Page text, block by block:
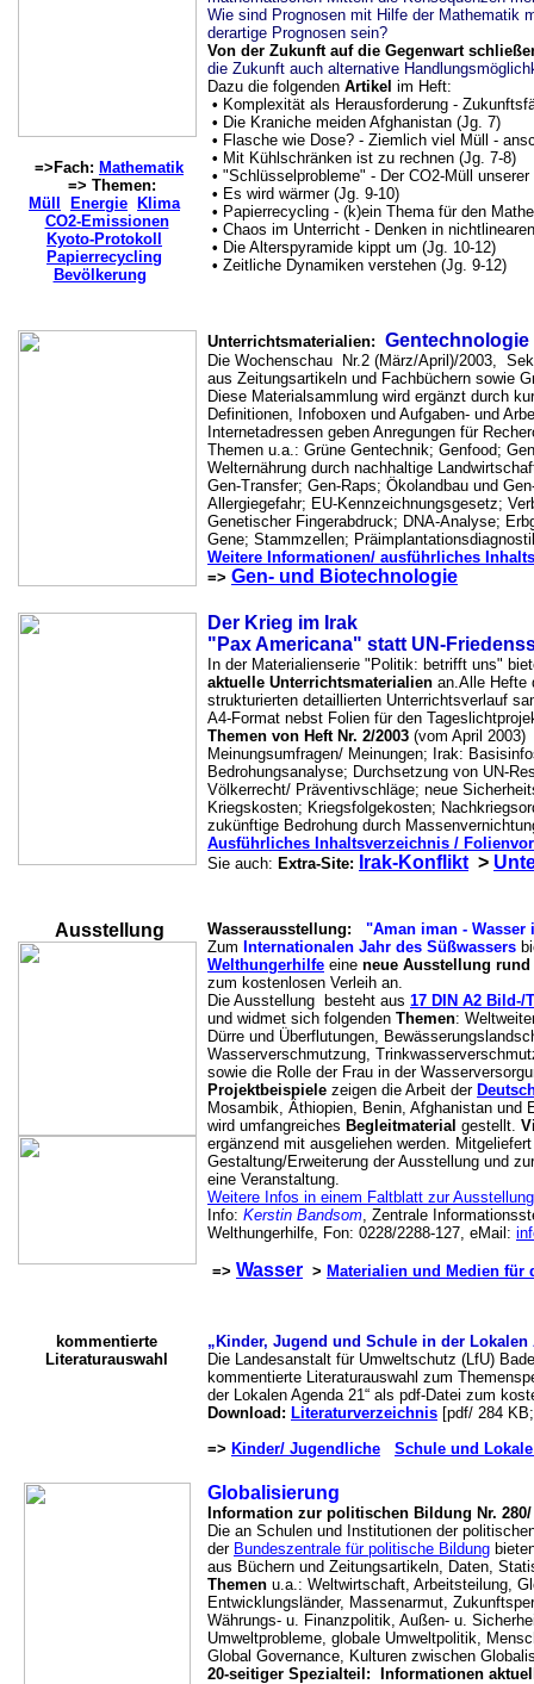
=>Fach: Mathematik
=> Themen:
Müll
Energie
Klima
CO2-Emissionen
Kyoto-Protokoll
Papierrecycling
Bevölkerung
Wie sind Prognosen mit Hilfe der Mathematik
derartige Prognosen sein?
Von der Zukunft auf die Gegenwart
die Zukunft auch alternative
Dazu die folgenden Artikel im Heft:
• Komplexität als Herausforderung -
• Die Kraniche meiden Afghanistan (Jg. 7)
• Flasche wie Dose? - Ziemlich viel Müll -
• Mit Kühlschränken ist zu rechnen (Jg. 7-8)
• "Schlüsselprobleme" - Der CO2-Müll
• Es wird wärmer (Jg. 9-10)
• Papierrecycling - (k)ein Thema für den
• Chaos im Unterricht - Denken in
• Die Alterspyramide kippt um (Jg. 10-12)
• Zeitliche Dynamiken verstehen (Jg. 9-12)
Unterrichtsmaterialien: Gentechnologie
Die Wochenschau Nr.2 (März/April)/2003,
aus Zeitungsartikeln und Fachbüchern sowie
Diese Materialsammlung wird ergänzt durch
Definitionen, Infoboxen und Aufgaben- und
Internetadressen geben Anregungen für
Themen u.a.: Grüne Gentechnik; Genfood;
Welternährung durch nachhaltige
Gen-Transfer; Gen-Raps; Ökolandbau und
Allergiegefahr; EU-Kennzeichnungsgesetz;
Genetischer Fingerabdruck; DNA-Analyse;
Gene; Stammzellen;
Weitere Informationen/ ausführliches
=> Gen- und Biotechnologie
Der Krieg im Irak
"Pax Americana" statt UN-
In der Materialienserie "Politik: betrifft uns"
aktuelle Unterrichtsmaterialien an.Alle Hefte
strukturierten detaillierten Unterrichtsverlauf
A4-Format nebst Folien für den
Themen von Heft Nr. 2/2003 (vom April 2003)
Meinungsumfragen/ Meinungen; Irak:
Bedrohungsanalyse; Durchsetzung von UN-
Völkerrecht/ Präventivschläge; neue
Kriegskosten; Kriegsfolgekosten;
zukünftige Bedrohung durch
Ausführliches Inhaltsverzeichnis /
Sie auch: Extra-Site: Irak-Konflikt >
Ausstellung Wasserausstellung: "Aman iman - Wasser
Zum Internationalen Jahr des Süßwassers
Welthungerhilfe eine neue Ausstellung rund
zum kostenlosen Verleih an.
Die Ausstellung besteht aus 17 DIN A2 Bild-/
und widmet sich folgenden Themen:
Dürre und Überflutungen,
Wasserverschmutzung,
sowie die Rolle der Frau in der
Projektbeispiele zeigen die Arbeit der
Mosambik, Äthiopien, Benin, Afghanistan und
wird umfangreiches Begleitmaterial gestellt.
ergänzend mit ausgeliehen werden.
Gestaltung/Erweiterung der Ausstellung und
eine Veranstaltung.
Weitere Infos in einem Faltblatt zur Ausstellung
Info: Kerstin Bandsom, Zentrale
Welthungerhilfe, Fon: 0228/2288-127, eMail:
=> Wasser > Materialien und Medien für
kommentierte
Literaturauswahl
„Kinder, Jugend und Schule in der Lokalen
Die Landesanstalt für Umweltschutz (LfU)
kommentierte Literaturauswahl zum
der Lokalen Agenda 21“ als pdf-Datei zum
Download: Literaturverzeichnis [pdf/ 284
=> Kinder/ Jugendliche Schule und
Globalisierung
Information zur politischen Bildung Nr. 280/
Die an Schulen und Institutionen der
der Bundeszentrale für politische Bildung
aus Büchern und Zeitungsartikeln, Daten,
Themen u.a.: Weltwirtschaft, Arbeitsteilung,
Entwicklungsländer, Massenarmut,
Währungs- u. Finanzpolitik, Außen- u.
Umweltprobleme, globale Umweltpolitik,
Global Governance, Kulturen zwischen
20-seitiger Spezialteil: Informationen